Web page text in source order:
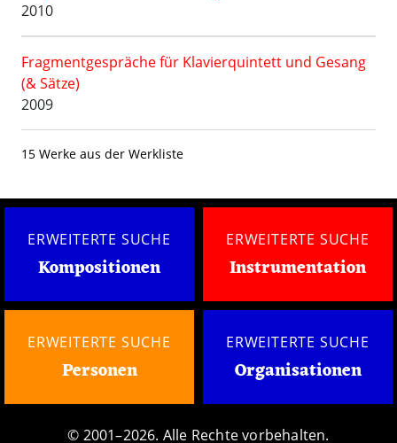
2010
Fragmentgespräche für Klavierquintett und Gesang
(& Sätze)
2009
15 Werke aus der Werkliste
ERWEITERTE SUCHE
Kompositionen
ERWEITERTE SUCHE
Instrumentation
ERWEITERTE SUCHE
Personen
ERWEITERTE SUCHE
Organisationen
© 2001–2026. Alle Rechte vorbehalten.